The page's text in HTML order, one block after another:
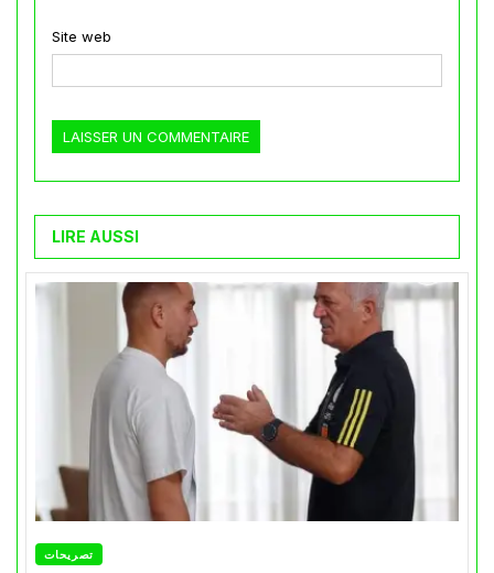
Site web
LIRE AUSSI
تصريحات